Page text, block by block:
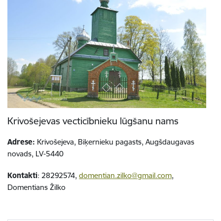
Krivošejevas vecticībnieku lūgšanu nams
Adrese: Krivošejeva, Biķernieku pagasts, Augšdaugavas
novads, LV-5440
Kontakti: 28292574, domentian.zilko@gmail.com,
Domentians Žilko